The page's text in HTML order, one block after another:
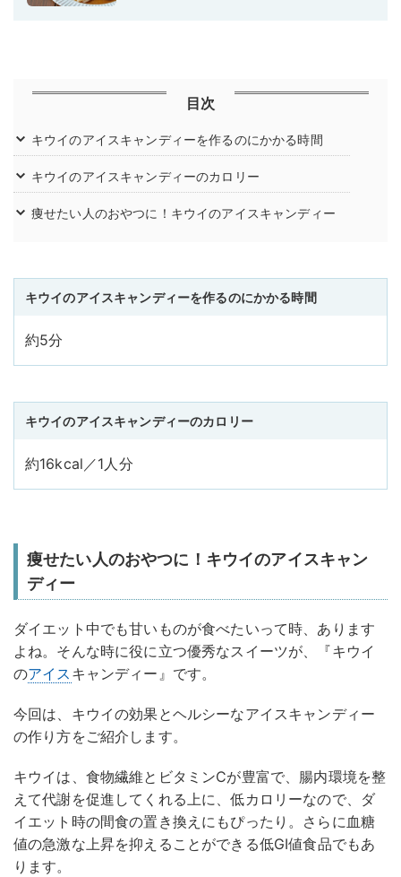
目次
キウイのアイスキャンディーを作るのにかかる時間
キウイのアイスキャンディーのカロリー
痩せたい人のおやつに！キウイのアイスキャンディー
キウイのアイスキャンディーを作るのにかかる時間
約5分
キウイのアイスキャンディーのカロリー
約16kcal／1人分
痩せたい人のおやつに！キウイのアイスキャン
ディー
ダイエット中でも甘いものが食べたいって時、あります
よね。そんな時に役に立つ優秀なスイーツが、『キウイ
のアイス キャンディー』です。
今回は、キウイの効果とヘルシーなアイスキャンディー
の作り方をご紹介します。
キウイは、食物繊維とビタミンCが豊富で、腸内環境を整
えて代謝を促進してくれる上に、低カロリーなので、ダ
イエット時の間食の置き換えにもぴったり。さらに血糖
値の急激な上昇を抑えることができる低GI値食品でもあ
ります。